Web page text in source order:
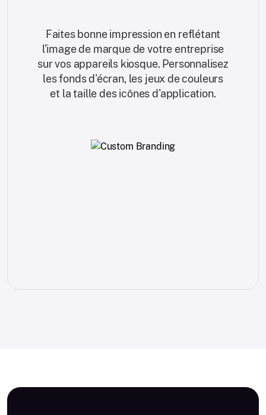
Faites bonne impression en reflétant
l’image de marque de votre entreprise
sur vos appareils kiosque. Personnalisez
les fonds d'écran, les jeux de couleurs
et la taille des icônes d'application.